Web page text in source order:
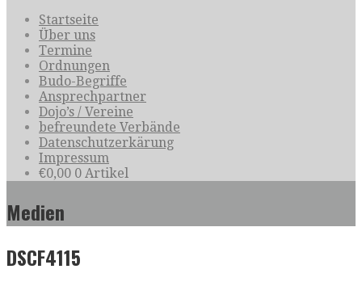
Startseite
Über uns
Termine
Ordnungen
Budo-Begriffe
Ansprechpartner
Dojo’s / Vereine
befreundete Verbände
Datenschutzerkärung
Impressum
€0,00 0 Artikel
Medien
DSCF4115